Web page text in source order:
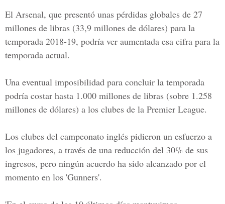
El Arsenal, que presentó unas pérdidas globales de 27
millones de libras (33,9 millones de dólares) para la
temporada 2018-19, podría ver aumentada esa cifra para la
temporada actual.
Una eventual imposibilidad para concluir la temporada
podría costar hasta 1.000 millones de libras (sobre 1.258
millones de dólares) a los clubes de la Premier League.
Los clubes del campeonato inglés pidieron un esfuerzo a
los jugadores, a través de una reducción del 30% de sus
ingresos, pero ningún acuerdo ha sido alcanzado por el
momento en los 'Gunners'.